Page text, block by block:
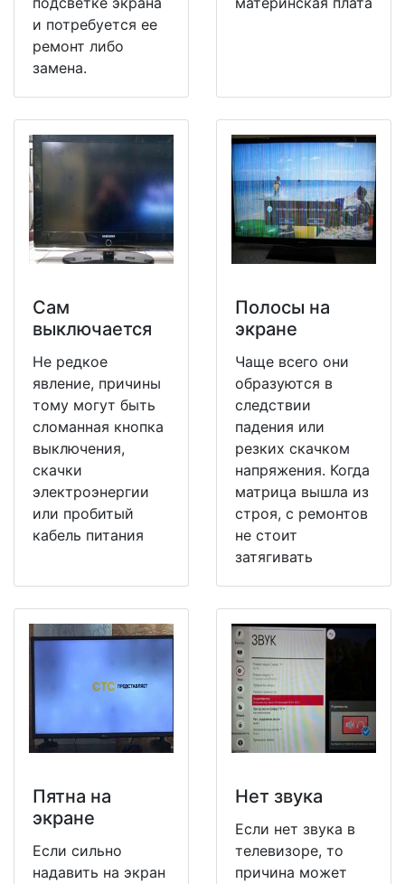
и потребуется ее
ремонт либо
замена.
Сам
выключается
Не редкое
явление, причины
тому могут быть
сломанная кнопка
выключения,
скачки
электроэнергии
или пробитый
кабель питания
Полосы на
экране
Чаще всего они
образуются в
следствии
падения или
резких скачком
напряжения. Когда
матрица вышла из
строя, с ремонтов
не стоит
затягивать
Пятна на
экране
Если сильно
надавить на экран
Нет звука
Если нет звука в
телевизоре, то
причина может